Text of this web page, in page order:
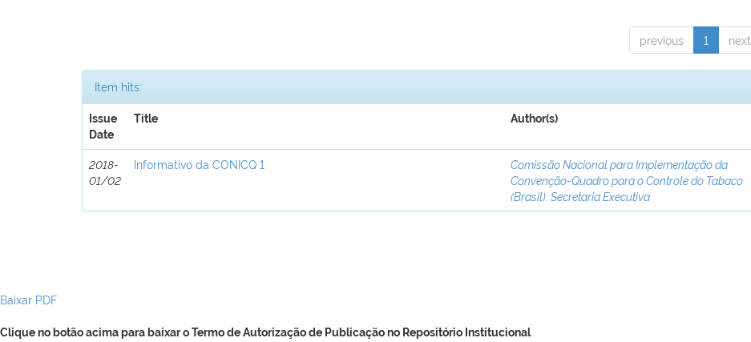
previous 1 next
Item hits:
Issue
Date
Title Author(s)
2018-
01/02
Informativo da CONICQ 1
Comissão Nacional para Implementação da
Convenção-Quadro para o Controle do Tabaco
(Brasil). Secretaria Executiva
Baixar PDF
Clique no botão acima para baixar o Termo de Autorização de Publicação no Repositório Institucional